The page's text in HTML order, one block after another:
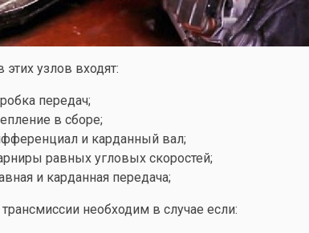
этих узлов входят:
передач;
в сборе;
и карданный вал;
равных угловых скоростей;
и карданная передача;
необходим в случае если: